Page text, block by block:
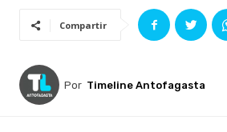
Compartir
Por Timeline Antofagasta